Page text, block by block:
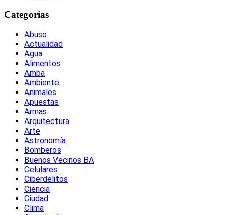
Categorías
Abuso
Actualidad
Agua
Alimentos
Amba
Ambiente
Animales
Apuestas
Armas
Arquitectura
Arte
Astronomía
Bomberos
Buenos Vecinos BA
Celulares
Ciberdelitos
Ciencia
Ciudad
Clima